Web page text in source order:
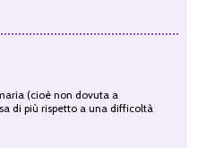
(cioè non dovuta a
di più rispetto a una difficoltà